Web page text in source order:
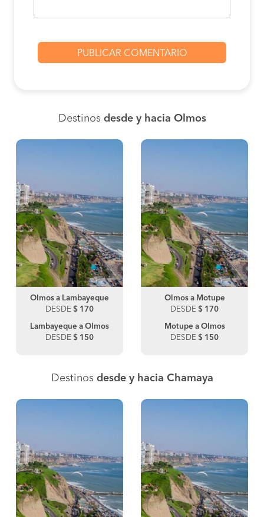
Destinos desde y hacia Olmos
Olmos a Lambayeque
DESDE $ 170
Lambayeque a Olmos
DESDE $ 150
Olmos a Motupe
DESDE $ 170
Motupe a Olmos
DESDE $ 150
Destinos desde y hacia Chamaya